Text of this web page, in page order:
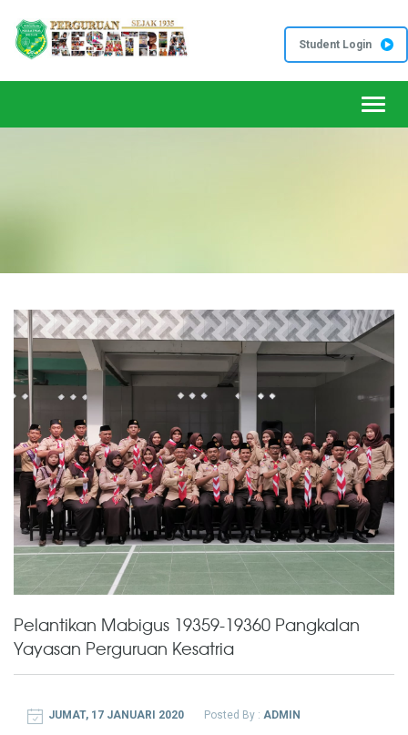
Student Login
Pelantikan Mabigus 19359-19360 Pangkalan
Yayasan Perguruan Kesatria
JUMAT, 17 JANUARI 2020 Posted By : ADMIN